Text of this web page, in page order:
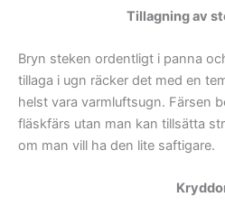
Tillagning av
Bryn steken ordentligt i panna
tillaga i ugn räcker det med en
helst vara varmluftsugn. Färsen
fläskfärs utan man kan tillsätta
om man vill ha den lite saftigare.